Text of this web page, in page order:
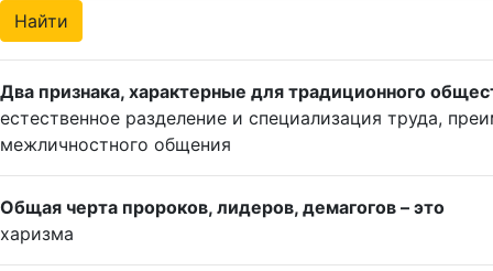
Два признака, характерные для традиционного
естественное разделение и специализация труда,
межличностного общения
Общая черта пророков, лидеров, демагогов – это
харизма